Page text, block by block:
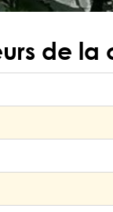
de la